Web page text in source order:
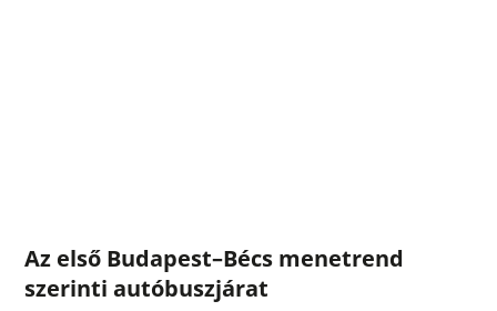
Az első Budapest–Bécs menetrend
szerinti autóbuszjárat